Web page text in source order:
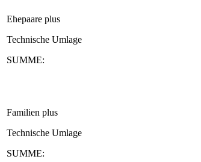
Ehepaare plus
Technische Umlage
SUMME:
Familien plus
Technische Umlage
SUMME: